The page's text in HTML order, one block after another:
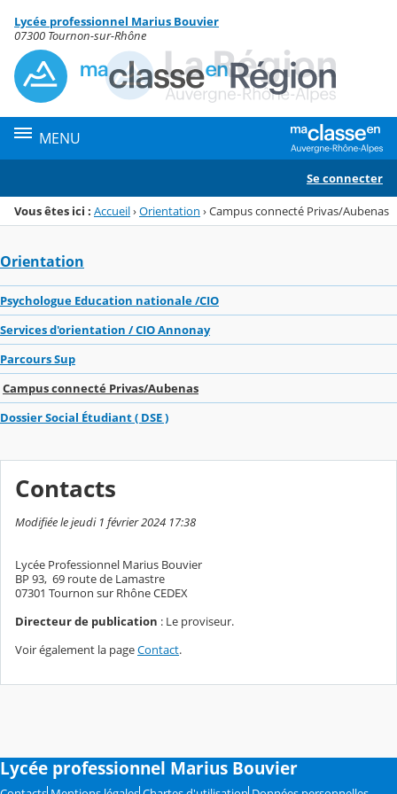
Menu de la rubrique
Contenu
Lycée professionnel Marius Bouvier
07300 Tournon-sur-Rhône
MENU
Se connecter
Vous êtes ici : Accueil›Orientation ›Campus connecté Privas/Aubenas
Orientation
Psychologue Education nationale /CIO
Services d'orientation / CIO Annonay
Parcours Sup
Campus connecté Privas/Aubenas
Dossier Social Étudiant ( DSE )
Contacts
Modifiée le jeudi 1 février 2024 17:38
Lycée Professionnel Marius Bouvier
BP 93, 69 route de Lamastre
07301 Tournon sur Rhône CEDEX
Directeur de publication : Le proviseur.
Voir également la pageContact.
Lycée professionnel Marius Bouvier